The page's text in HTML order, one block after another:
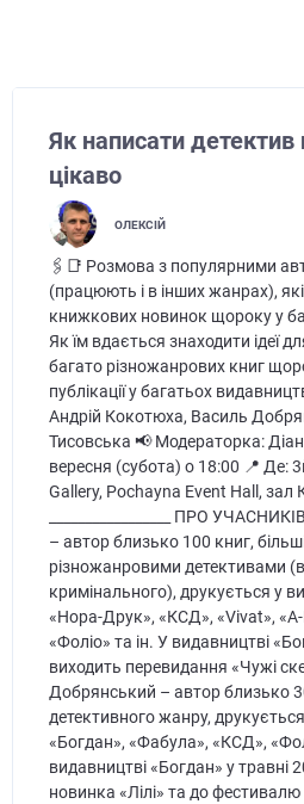
Як написати
цікаво
ОЛЕКСІЙ
🖇📑 Розмова з популярними
(працюють і в інших жанрах),
книжкових новинок щороку у
Як їм вдається знаходити ідеї
багато різножанрових книг
публікації у багатьох
Андрій Кокотюха, Василь
Тисовська 📢 Модераторка:
вересня (субота) о 18:00 📍 Де:
Gallery, Pochayna Event Hall, зал
_________________ ПРО
– автор близько 100 книг,
різножанровими детективами
кримінального), друкується у
«Нора-Друк», «КСД», «Vivat»,
«Фоліо» та ін. У видавництві
виходить перевидання «Чужі
Добрянський – автор близько
детективного жанру,
«Богдан», «Фабула», «КСД»,
видавництві «Богдан» у травні
новинка «Лілі» та до